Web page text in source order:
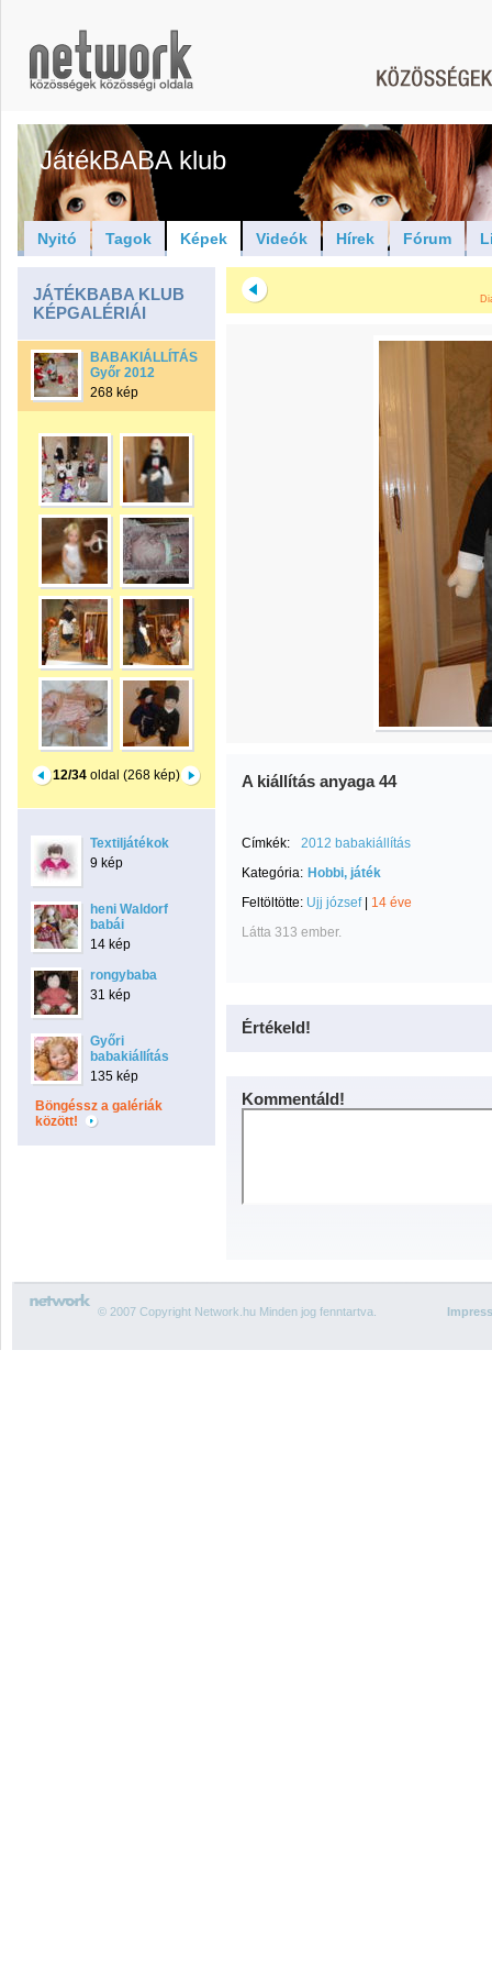
JátékBABA klub
Nyitó Tagok Képek Videók Hírek Fórum
JÁTÉKBABA KLUB
KÉPGALÉRIÁI
BABAKIÁLLÍTÁS
Győr 2012
268 kép
12/34 oldal (268 kép)
Textiljátékok
9 kép
heni Waldorf
babái
14 kép
rongybaba
31 kép
Győri
babakiállítás
135 kép
Böngéssz a galériák
között!
A kiállítás anyaga 44
Címkék:
2012 babakiállítás
Kategória: Hobbi, játék
Feltöltötte: Ujj józsef| 14 éve
Látta 313 ember.
Értékeld!
Kommentáld!
© 2007 Copyright Network.hu Minden jog fenntartva.